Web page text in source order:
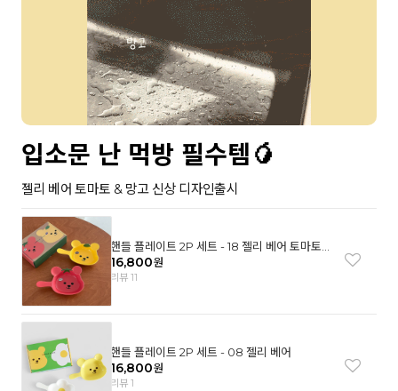
입소문 난 먹방 필수템🥭
젤리 베어 토마토 & 망고 신상 디자인출시
핸들 플레이트 2P 세트 - 18 젤리 베어 토마토
& 망고
16,800원
리뷰 11
핸들 플레이트 2P 세트 - 08 젤리 베어
16,800원
리뷰 1